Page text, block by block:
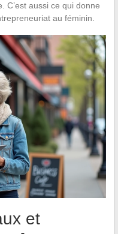
C’est aussi ce qui donne
au féminin.
et